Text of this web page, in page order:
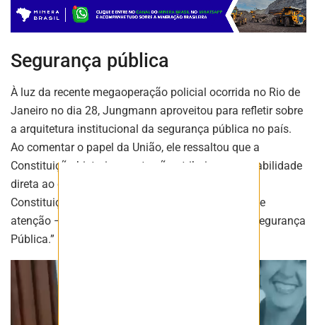
Segurança pública
À luz da recente megaoperação policial ocorrida no Rio de
Janeiro no dia 28, Jungmann aproveitou para refletir sobre
a arquitetura institucional da segurança pública no país.
Ao comentar o papel da União, ele ressaltou que a
Constituição historicamente não atribuiu responsabilidade
direta ao governo federal no setor. “São sete
Constituições”, disse. “Em nenhuma delas — preste
atenção — o governo central teve atribuições na Segurança
Pública.”
ASSINAR